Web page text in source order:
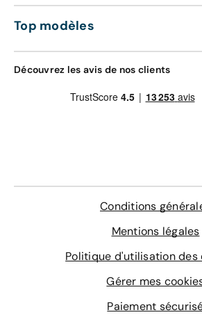
Top modèles
Découvrez les avis de nos clients
Conditions
Mentions légales
Politique d'utilisation des
Gérer mes
Paiement